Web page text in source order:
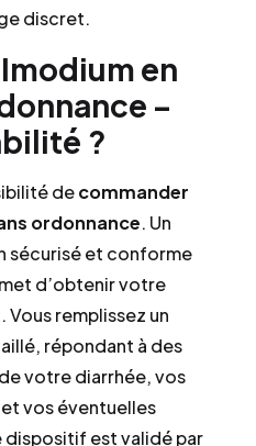
discret.
en
–
?
decommander
ordonnance. Un
sécurisé et conforme
d’obtenir votre
remplissez un
répondant à des
votre diarrhée, vos
vos éventuelles
est validé par